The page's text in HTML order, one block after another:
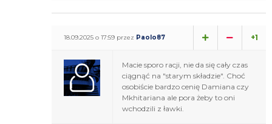
18.09.2025 o 17:59 przez Paolo87 +1
Macie sporo racji, nie da się cały czas
ciągnąć na "starym składzie". Choć
osobiście bardzo cenię Damiana czy
Mkhitariana ale pora żeby to oni
wchodzili z ławki.